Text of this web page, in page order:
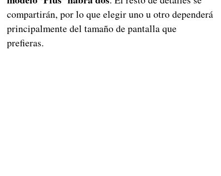
compartirán, por lo que elegir uno u otro dependerá
principalmente del tamaño de pantalla que
prefieras.